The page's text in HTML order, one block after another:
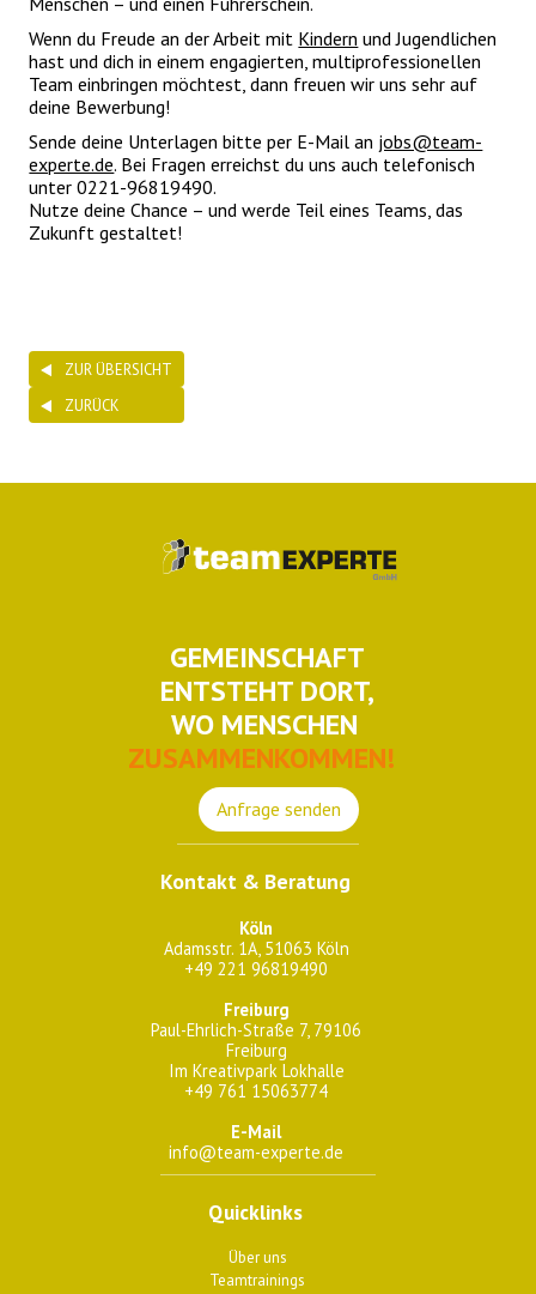
Wenn du Freude an der Arbeit mit Kindern und Jugendlichen
hast und dich in einem engagierten, multiprofessionellen
Team einbringen möchtest, dann freuen wir uns sehr auf
deine Bewerbung!
Sende deine Unterlagen bitte per E-Mail an jobs@team-
experte.de. Bei Fragen erreichst du uns auch telefonisch
unter 0221-96819490.
Nutze deine Chance – und werde Teil eines Teams, das
Zukunft gestaltet!
ZUR ÜBERSICHT
ZURÜCK
GEMEINSCHAFT
ENTSTEHT DORT,
WO MENSCHEN
ZUSAMMENKOMMEN!
Anfrage senden
Kontakt & Beratung
Köln
Adamsstr. 1A, 51063 Köln
+49 221 96819490
Freiburg
Paul-Ehrlich-Straße 7, 79106
Freiburg
Im Kreativpark Lokhalle
+49 761 15063774
E-Mail
info@team-experte.de
Quicklinks
Über uns
Teamtrainings